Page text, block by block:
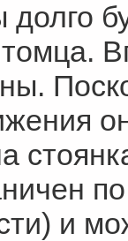
долго
и